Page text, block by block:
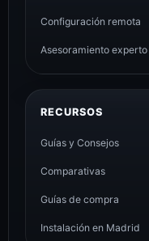
Configuración remota
Asesoramiento experto
RECURSOS
Guías y Consejos
Comparativas
Guías de compra
Instalación en Madrid